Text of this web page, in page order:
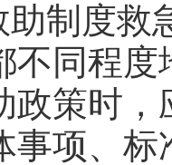
助制度救
不同程
政策时
事项、